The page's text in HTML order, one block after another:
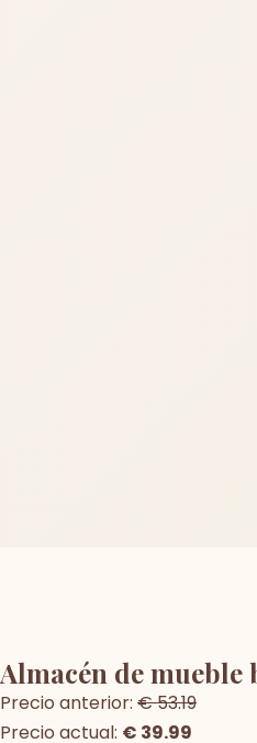
Almacén de mueble
Precio anterior: € 53.19
Precio actual: € 39.99